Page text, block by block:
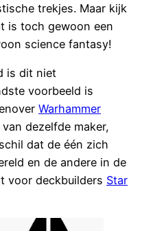
trekjes. Maar kijk
is toch gewoon een
science fantasy!
is dit niet
voorbeeld is
Warhammer
dezelfde maker,
dat de één zich
en de andere in de
voor deckbuilders Star